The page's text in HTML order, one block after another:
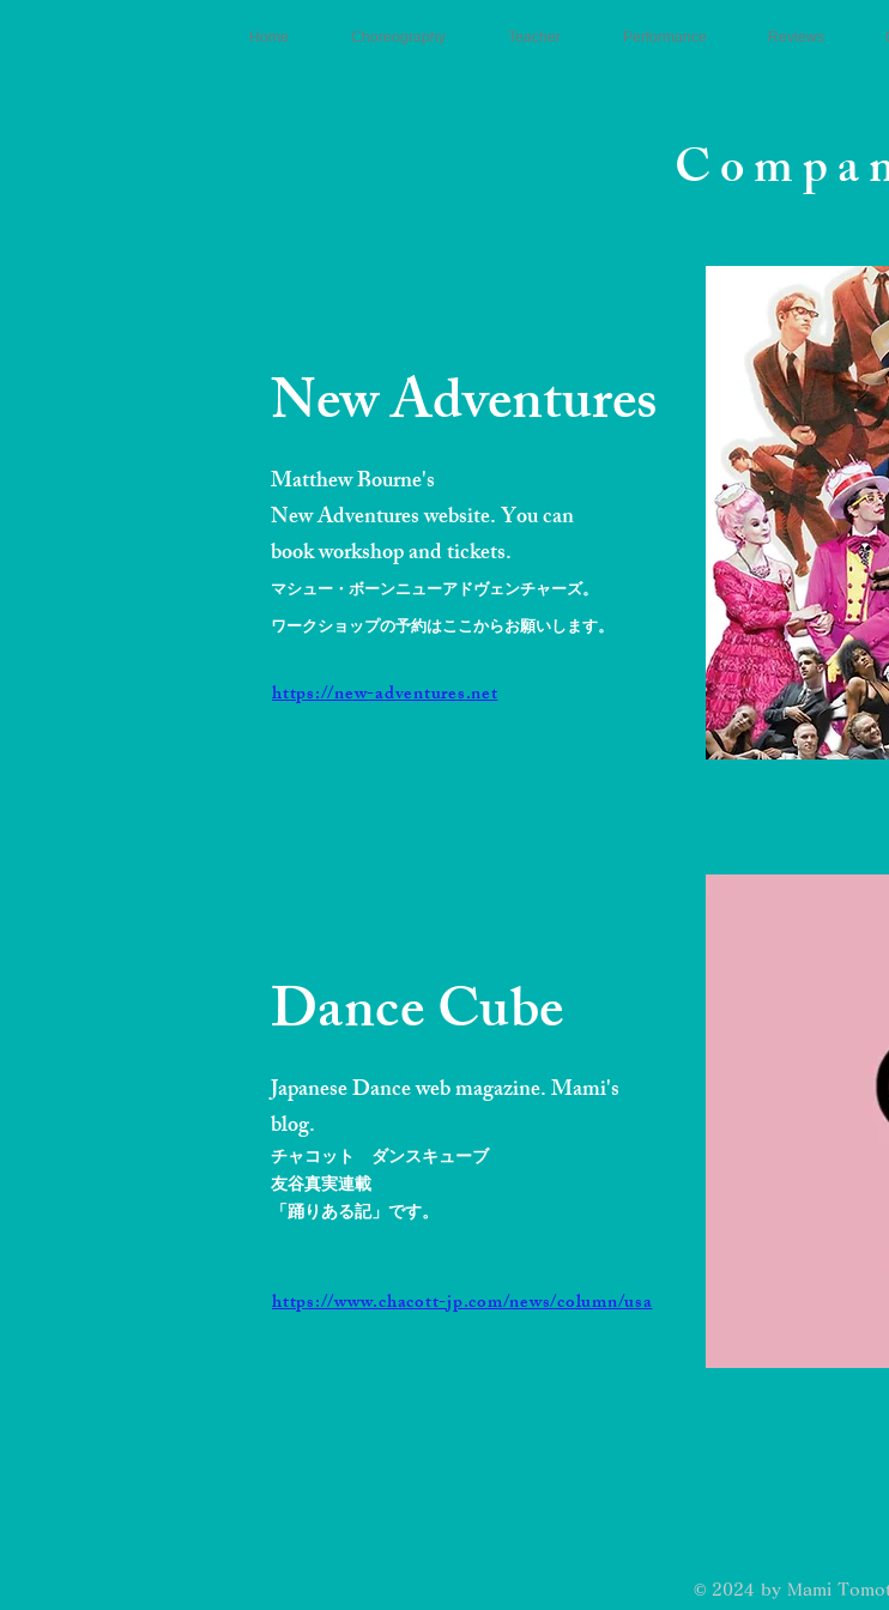
Home Choreography Teacher Performance Reviews
New Adventures
Matthew Bourne's
New Adventures website. You can
book workshop and tickets.
マシュー・ボーンニューアドヴェンチャーズ。
ワークショップの予約はここからお願いします。
https://new-adventures.net
Dance Cube
Japanese Dance web magazine. Mami's
blog.
チャコット ダンスキューブ
友谷真実連載
「踊りある記」です。
https://www.chacott-jp.com/news/column/usa
© 2024 by Mami